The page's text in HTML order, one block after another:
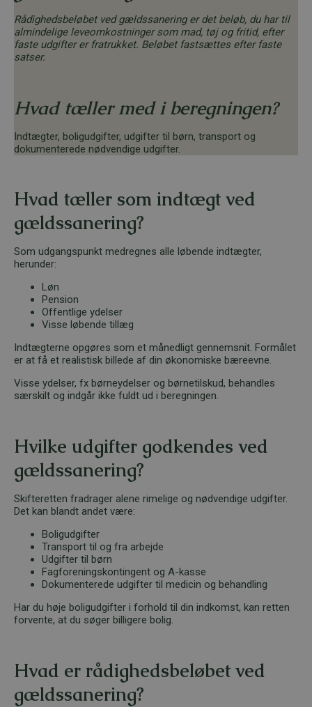
Rådighedsbeløbet ved gældssanering er det beløb, du har til
almindelige leveomkostninger som mad, tøj og fritid, efter
faste udgifter er fratrukket. Beløbet fastsættes efter faste
satser.
Hvad tæller med i beregningen?
Indtægter, boligudgifter, udgifter til børn, transport og
dokumenterede nødvendige udgifter.
Hvad tæller som indtægt ved
gældssanering?
Som udgangspunkt medregnes alle løbende indtægter,
herunder:
Løn
Pension
Offentlige ydelser
Vis­se løbende tillæg
Indtægterne opgøres som et månedligt gennemsnit. Formålet
er at få et realistisk billede af din økonomiske bæreevne.
Visse ydelser, fx børneydelser og børnetilskud, behandles
særskilt og indgår ikke fuldt ud i beregningen.
Hvilke udgifter godkendes ved
gældssanering?
Skifteretten fradrager alene rimelige og nødvendige udgifter.
Det kan blandt andet være:
Boligudgifter
Transport til og fra arbejde
Udgifter til børn
Fagforeningskontingent og A-kasse
Dokumenterede udgifter til medicin og behandling
Har du høje boligudgifter i forhold til din indkomst, kan retten
forvente, at du søger billigere bolig.
Hvad er rådighedsbeløbet ved
gældssanering?